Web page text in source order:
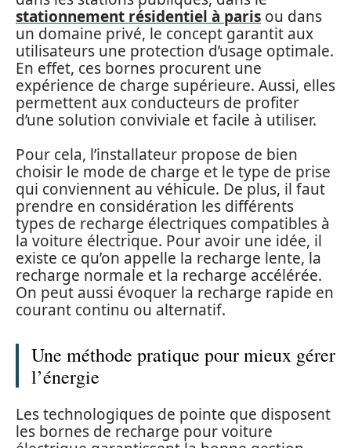
stationnement résidentiel à paris ou dans
un domaine privé, le concept garantit aux
utilisateurs une protection d’usage optimale.
En effet, ces bornes procurent une
expérience de charge supérieure. Aussi, elles
permettent aux conducteurs de profiter
d’une solution conviviale et facile à utiliser.
Pour cela, l’installateur propose de bien
choisir le mode de charge et le type de prise
qui conviennent au véhicule. De plus, il faut
prendre en considération les différents
types de recharge électriques compatibles à
la voiture électrique. Pour avoir une idée, il
existe ce qu’on appelle la recharge lente, la
recharge normale et la recharge accélérée.
On peut aussi évoquer la recharge rapide en
courant continu ou alternatif.
Une méthode pratique pour mieux gérer
l’énergie
Les technologiques de pointe que disposent
les bornes de recharge pour voiture